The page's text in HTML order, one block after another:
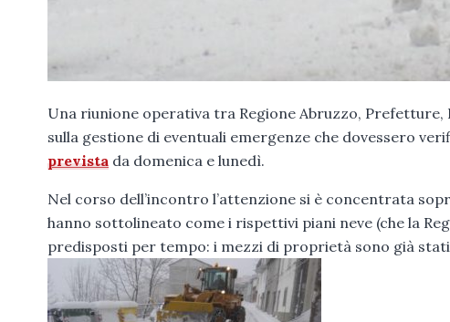
Una riunione operativa tra Regione Abruzzo,
sulla gestione di eventuali emergenze che dovessero
prevista da domenica e lunedì.
Nel corso dell’incontro l’attenzione si è concentrata
hanno sottolineato come i rispettivi piani neve (che la
predisposti per tempo: i mezzi di proprietà sono già stati